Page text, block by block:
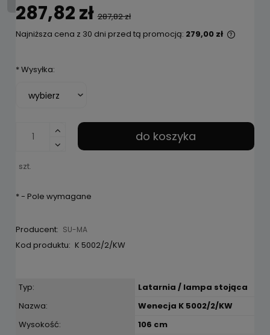
287,82 zł 287,82 zł
Najniższa cena z 30 dni przed tą promocją: 279,00 zł
*Wysyłka:
szt.
do koszyka
*- Pole wymagane
Producent: SU-MA
Kod produktu: K 5002/2/KW
Typ:
Latarnia / lampa stojąca
Nazwa:
Wenecja K 5002/2/KW
Wysokość:
106 cm